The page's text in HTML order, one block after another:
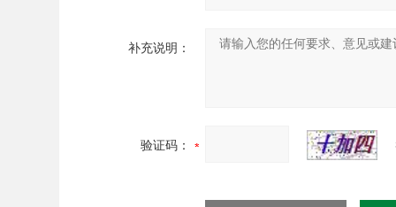
补充说明：
验证码：